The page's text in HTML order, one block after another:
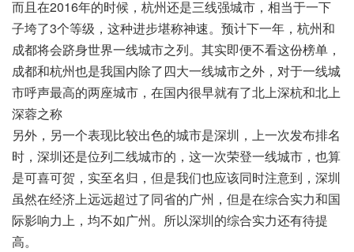
而且在2016年的时候，杭州还是三线强城市，相当于一下
子垮了3个等级，这种进步堪称神速。预计下一年，杭州和
成都将会跻身世界一线城市之列。其实即便不看这份榜单，
成都和杭州也是我国内除了四大一线城市之外，对于一线城
市呼声最高的两座城市，在国内很早就有了北上深杭和北上
深蓉之称
另外，另一个表现比较出色的城市是深圳，上一次发布排名
时，深圳还是位列二线城市的，这一次荣登一线城市，也算
是可喜可贺，实至名归，但是我们也应该同时注意到，深圳
虽然在经济上远远超过了同省的广州，但是在综合实力和国
际影响力上，均不如广州。所以深圳的综合实力还有待提
高。